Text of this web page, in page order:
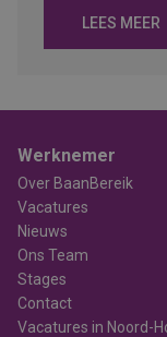
LEES MEER
Werknemer
Over BaanBereik
Vacatures
Nieuws
Ons Team
Stages
Contact
Vacatures in Noord-